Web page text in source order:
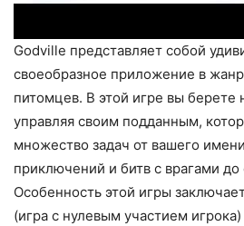
Godville представляет собой
своеобразное приложение в
питомцев. В этой игре вы берете
управляя своим подданным,
множество задач от вашего
приключений и битв с врагами
Особенность этой игры
(игра с нулевым участием